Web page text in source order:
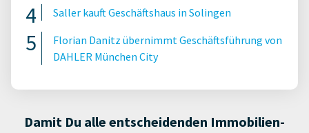
Saller kauft Geschäftshaus in Solingen
Florian Danitz übernimmt Geschäftsführung von
DAHLER München City
Damit Du alle entscheidenden Immobilien-